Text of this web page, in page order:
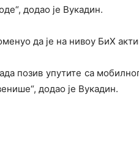
додао је Вукадин.
да је на нивоу БиХ
позив упутите са
додао је Вукадин.